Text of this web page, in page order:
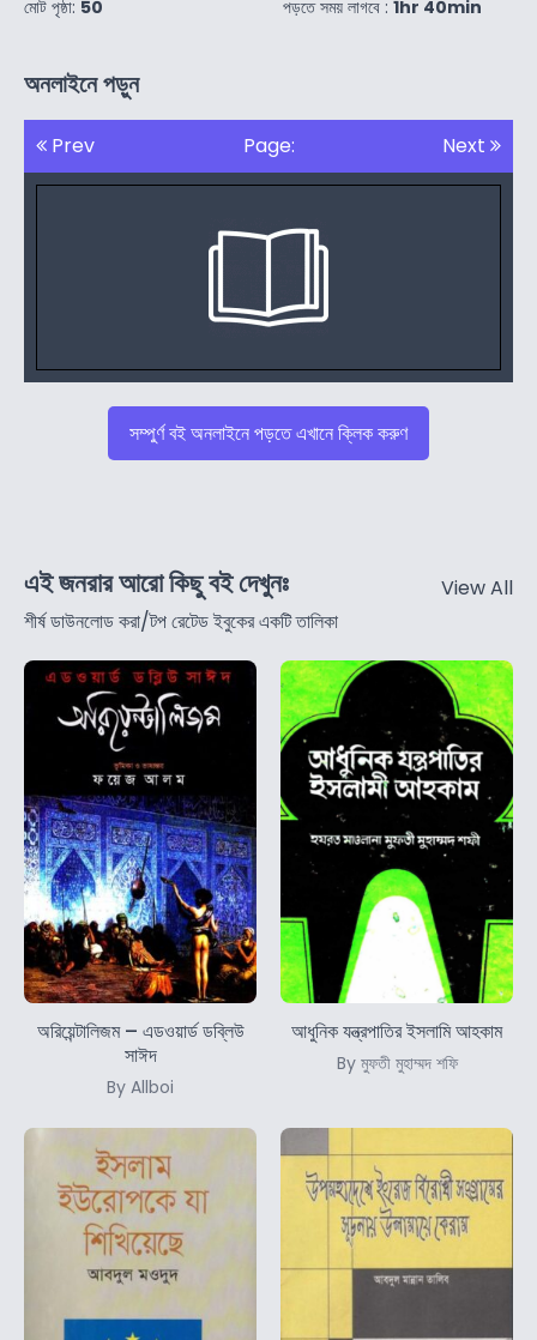
মোট পৃষ্ঠা: 50
পড়তে সময় লাগবে : 1hr 40min
অনলাইনে পড়ুন
Prev Page: Next
সম্পুর্ণ বই অনলাইনে পড়তে এখানে ক্লিক করুণ
এই জনরার আরো কিছু বই দেখুনঃ
শীর্ষ ডাউনলোড করা/টপ রেটেড ইবুকের একটি তালিকা
View All
অরিয়েন্টালিজম – এডওয়ার্ড ডব্লিউ
সাঈদ
By Allboi
আধুনিক যন্ত্রপাতির ইসলামি আহকাম
By মুফতী মুহাম্মদ শফি